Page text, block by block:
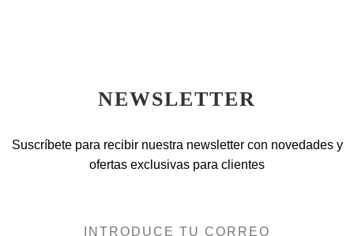
NEWSLETTER
Suscríbete para recibir nuestra newsletter con novedades y
ofertas exclusivas para clientes